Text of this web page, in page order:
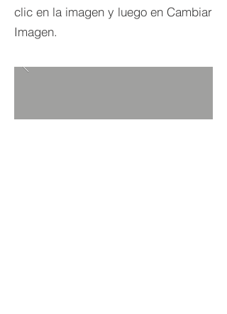
clic en la imagen y luego en Cambiar
Imagen.